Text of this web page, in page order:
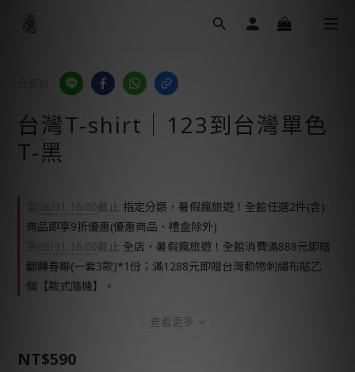
台灣T-shirt│123到台灣單色
T-黑
08/31 16:00截止 指定分類，暑假瘋旅遊！全館任選2件(含)
商品即享9折優惠(優惠商品、禮盒除外)
08/31 16:00截止 全店，暑假瘋旅遊！全館消費滿888元即贈
翻轉春聯(一套3款)*1份；滿1288元即贈台灣動物刺繡布貼乙
個【款式隨機】。
查看更多
NT$590